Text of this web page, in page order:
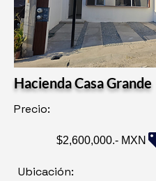
Hacienda Casa Grande
Precio:
$2,600,000.- MXN
Ubicación: